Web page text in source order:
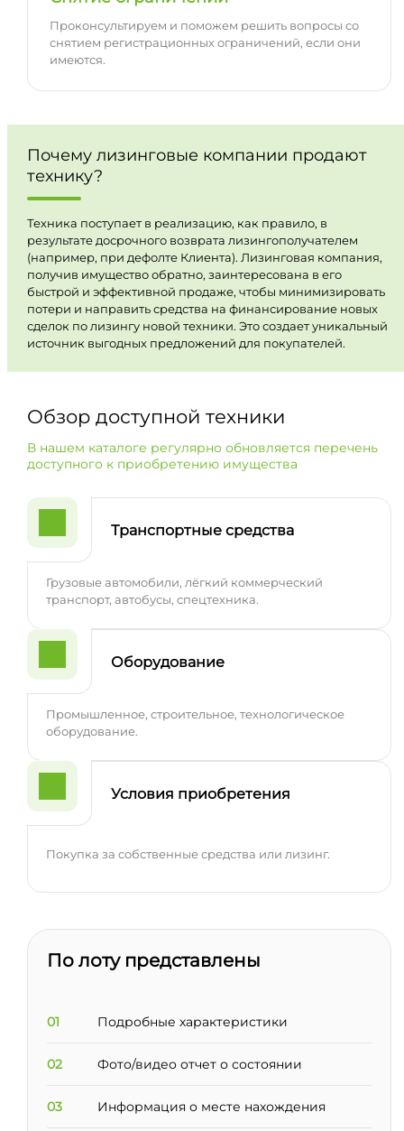
Проконсультируем и поможем решить вопросы со
снятием регистрационных ограничений, если они
имеются.
Почему лизинговые компании продают
технику?
Техника поступает в реализацию, как правило, в
результате досрочного возврата лизингополучателем
(например, при дефолте Клиента). Лизинговая компания,
получив имущество обратно, заинтересована в его
быстрой и эффективной продаже, чтобы минимизировать
потери и направить средства на финансирование новых
сделок по лизингу новой техники. Это создает уникальный
источник выгодных предложений для покупателей.
Обзор доступной техники
В нашем каталоге регулярно обновляется перечень
доступного к приобретению имущества
Транспортные средства
Грузовые автомобили, лёгкий коммерческий
транспорт, автобусы, спецтехника.
Оборудование
Промышленное, строительное, технологическое
оборудование.
Условия приобретения
Покупка за собственные средства или лизинг.
По лоту представлены
01 Подробные характеристики
02 Фото/видео отчет о состоянии
03 Информация о месте нахождения